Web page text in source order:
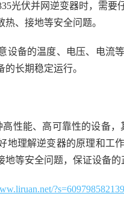
光伏并网逆变器时，需
、接地等安全问题。
设备的温度、电压、电流
长期稳定运行。
高性能、高可靠性的设备
地理解逆变器的原理和工
等安全问题，保证设备的
?s=609798582139